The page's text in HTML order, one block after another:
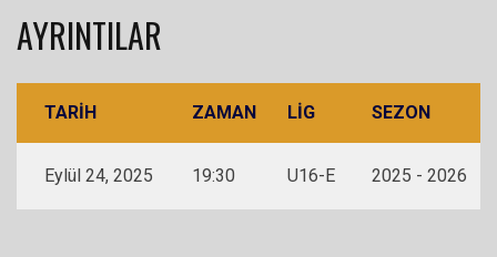
AYRINTILAR
TARIH ZAMAN LIG SEZON
Eylül 24, 2025 19:30 U16-E 2025 - 2026